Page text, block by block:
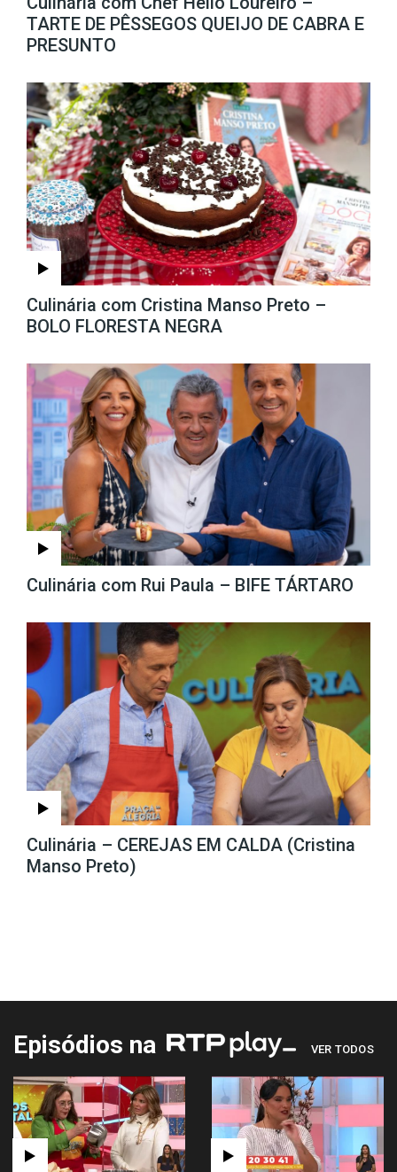
TARTE DE PÊSSEGOS QUEIJO DE CABRA E
PRESUNTO
Culinária com Cristina Manso Preto –
BOLO FLORESTA NEGRA
Culinária com Rui Paula – BIFE TÁRTARO
Culinária – CEREJAS EM CALDA (Cristina
Manso Preto)
Episódios na VER TODOS